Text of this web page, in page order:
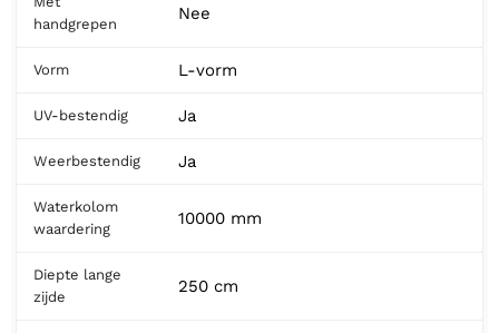
handgrepen
Nee
Vorm L-vorm
UV-bestendig Ja
Weerbestendig Ja
Waterkolom
waardering
10000 mm
Diepte lange
zijde
250 cm